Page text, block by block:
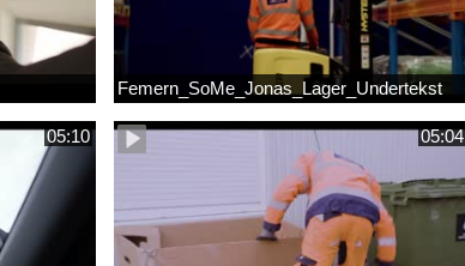
Femern_SoMe_Jonas_Lager_Undertekst
05:10 05:04